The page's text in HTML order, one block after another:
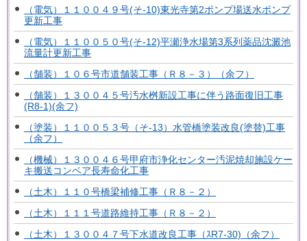
（電気）１１００４９号(そ-10)東光寺第2ポンプ場送水ポンプ
更新工事
（電気）１１００５０号(そ-12)平瀬浄水場第3系列薬品沈澱池
流量計更新工事
（舗装）１０６号市道舗装工事（Ｒ８－３）（余フ）
（舗装）１３００４５号汚水桝新設工事に伴う路面復旧工事
(R8-1)(余フ)
（塗装）１１００５３号（そ-13）水管橋塗装改良(塗替)工事
（余フ）
（機械）１３００４６号甲府市浄化センター汚泥焼却施設ケー
キ搬送コンベア長寿命化工事
（土木）１１０号橋梁補修工事（Ｒ８－２）
（土木）１１１号道路維持工事（Ｒ８－２）
（土木）１３００４７号下水道改良工事（ｽR7-30)（余フ）